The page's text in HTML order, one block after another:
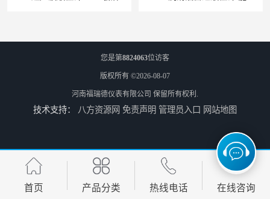
云南高加智能锅炉汽包液位计 窑头窑尾液位计 性能稳定 甘肃高温高压型液位变送器 川仪液位计
您是第8824063位访客
版权所有 ©2026-08-07
河南福瑞德仪表有限公司 保留所有权利.
技术支持： 八方资源网 免责声明 管理员入口 网站地图
首页 产品分类 热线电话 在线咨询